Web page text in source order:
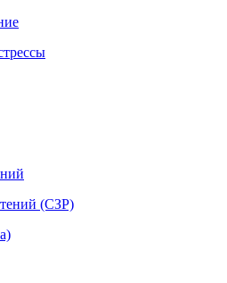
(СЗР)